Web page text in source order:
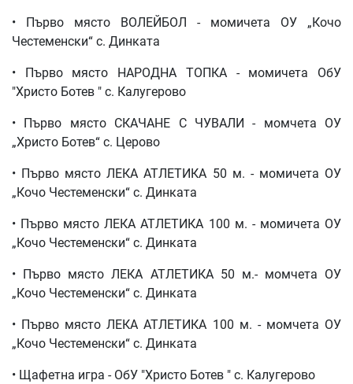
• Първо място ВОЛЕЙБОЛ - момичета ОУ „Кочо
Честеменски“ с. Динката
• Първо място НАРОДНА ТОПКА - момичета ОбУ
"Христо Ботев " с. Калугерово
• Първо място СКАЧАНЕ С ЧУВАЛИ - момчета ОУ
„Христо Ботев“ с. Церово
• Първо място ЛЕКА АТЛЕТИКА 50 м. - момичета ОУ
„Кочо Честеменски“ с. Динката
• Първо място ЛЕКА АТЛЕТИКА 100 м. - момичета ОУ
„Кочо Честеменски“ с. Динката
• Първо място ЛЕКА АТЛЕТИКА 50 м.- момчета ОУ
„Кочо Честеменски“ с. Динката
• Първо място ЛЕКА АТЛЕТИКА 100 м. - момчета ОУ
„Кочо Честеменски“ с. Динката
• Щафетна игра - ОбУ "Христо Ботев " с. Калугерово